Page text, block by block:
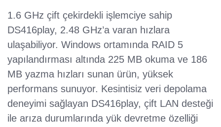
1.6 GHz çift çekirdekli işlemciye sahip
DS416play, 2.48 GHz’a varan hızlara
ulaşabiliyor. Windows ortamında RAID 5
yapılandırması altında 225 MB okuma ve 186
MB yazma hızları sunan ürün, yüksek
performans sunuyor. Kesintisiz veri depolama
deneyimi sağlayan DS416play, çift LAN desteği
ile arıza durumlarında yük devretme özelliği